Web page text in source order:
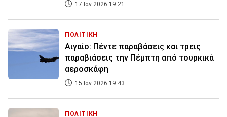
17 Ιαν 2026 19:21
ΠΟΛΙΤΙΚΗ
Αιγαίο: Πέντε παραβάσεις και τρεις
παραβιάσεις την Πέμπτη από τουρκικά
αεροσκάφη
15 Ιαν 2026 19:43
ΠΟΛΙΤΙΚΗ